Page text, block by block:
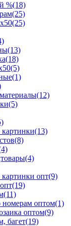
%(18)
(25)
(25)
(13)
(18)
(5)
(1)
(12)
(5)
(13)
(8)
(4)
опт(9)
(19)
(11)
оптом(1)
оптом(9)
багет(19)